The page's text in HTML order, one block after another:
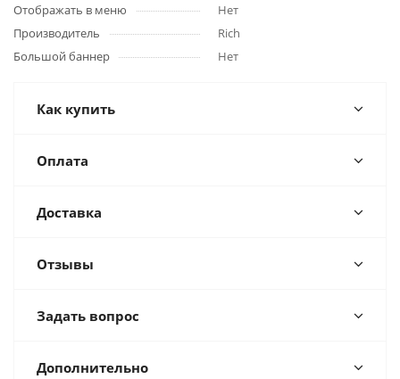
Отображать в меню
Нет
Производитель
Rich
Большой баннер
Нет
Как купить
Оплата
Доставка
Отзывы
Задать вопрос
Дополнительно